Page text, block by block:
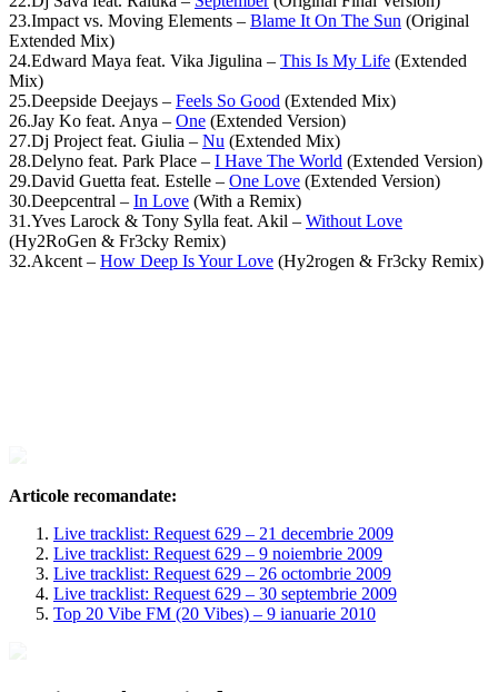
23.Impact vs. Moving Elements – Blame It On The Sun (Original
Extended Mix)
24.Edward Maya feat. Vika Jigulina – This Is My Life (Extended
Mix)
25.Deepside Deejays – Feels So Good (Extended Mix)
26.Jay Ko feat. Anya – One (Extended Version)
27.Dj Project feat. Giulia – Nu (Extended Mix)
28.Delyno feat. Park Place – I Have The World (Extended Version)
29.David Guetta feat. Estelle – One Love (Extended Version)
30.Deepcentral – In Love (With a Remix)
31.Yves Larock & Tony Sylla feat. Akil – Without Love
(Hy2RoGen & Fr3cky Remix)
32.Akcent – How Deep Is Your Love (Hy2rogen & Fr3cky Remix)
Articole recomandate:
Live tracklist: Request 629 – 21 decembrie 2009
Live tracklist: Request 629 – 9 noiembrie 2009
Live tracklist: Request 629 – 26 octombrie 2009
Live tracklist: Request 629 – 30 septembrie 2009
Top 20 Vibe FM (20 Vibes) – 9 ianuarie 2010